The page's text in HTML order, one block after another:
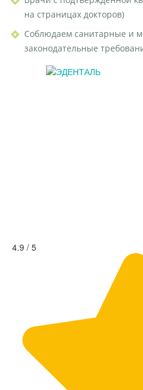
на страницах докторов)
Соблюдаем санитарные и
законодательные
4.9 / 5